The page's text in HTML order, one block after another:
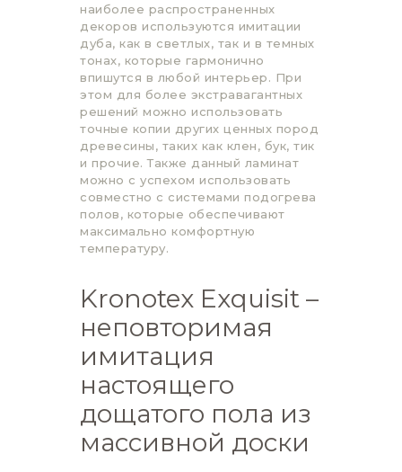
наиболее распространенных
декоров используются имитации
дуба, как в светлых, так и в темных
тонах, которые гармонично
впишутся в любой интерьер. При
этом для более экстравагантных
решений можно использовать
точные копии других ценных пород
древесины, таких как клен, бук, тик
и прочие. Также данный ламинат
можно с успехом использовать
совместно с системами подогрева
полов, которые обеспечивают
максимально комфортную
температуру.
Kronotex Exquisit –
неповторимая
имитация
настоящего
дощатого пола из
массивной доски